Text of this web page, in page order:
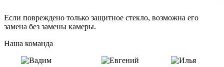
Этапы ремонта:
Если повреждено только защитное стекло, возможна его
замена без замены камеры.
Наша команда